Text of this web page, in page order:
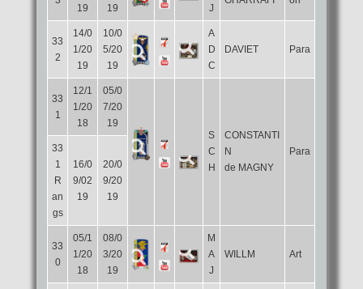
19 19 J
33
2
14/0
1/20
19
10/0
5/20
19
A
D
C
DAVIET Para
33
1
12/1
1/20
18
05/0
7/20
19
S
C
H
CONSTANTI
N
de MAGNY
Para
33
1
R
an
gs
16/0
9/02
19
20/0
9/20
19
33
0
05/1
1/20
18
08/0
3/20
19
M
A
J
WILLM Art